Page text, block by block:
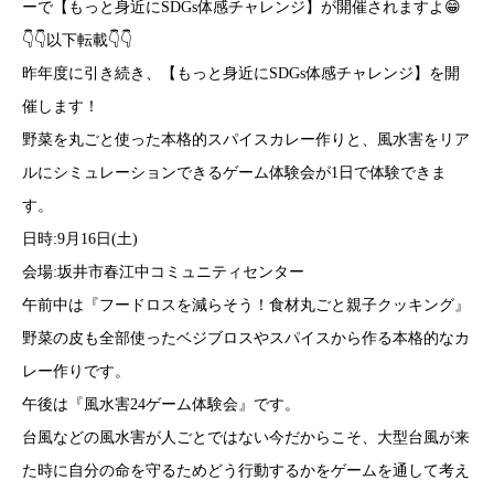
ーで【もっと身近にSDGs体感チャレンジ】が開催されますよ😁
👇👇以下転載👇👇
昨年度に引き続き、【もっと身近にSDGs体感チャレンジ】を開
催します！
野菜を丸ごと使った本格的スパイスカレー作りと、風水害をリア
ルにシミュレーションできるゲーム体験会が1日で体験できま
す。
日時:9月16日(土)
会場:坂井市春江中コミュニティセンター
午前中は『フードロスを減らそう！食材丸ごと親子クッキング』
野菜の皮も全部使ったベジブロスやスパイスから作る本格的なカ
レー作りです。
午後は『風水害24ゲーム体験会』です。
台風などの風水害が人ごとではない今だからこそ、大型台風が来
た時に自分の命を守るためどう行動するかをゲームを通して考え